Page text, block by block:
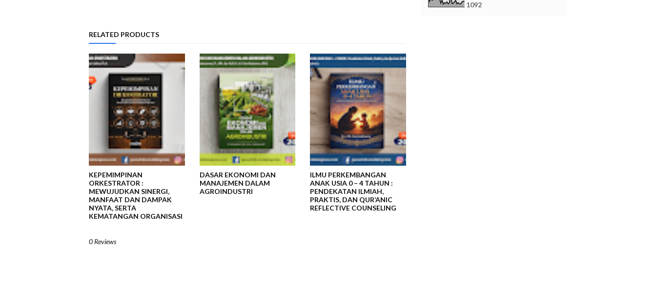
RELATED PRODUCTS
KEPEMIMPINAN
ORKESTRATOR :
MEWUJUDKAN SINERGI,
MANFAAT DAN DAMPAK
NYATA, SERTA
KEMATANGAN ORGANISASI
DASAR EKONOMI DAN
MANAJEMEN DALAM
AGROINDUSTRI
ILMU PERKEMBANGAN
ANAK USIA 0 – 4 TAHUN :
PENDEKATAN ILMIAH,
PRAKTIS, DAN QUR’ANIC
REFLECTIVE COUNSELING
0 Reviews
1092